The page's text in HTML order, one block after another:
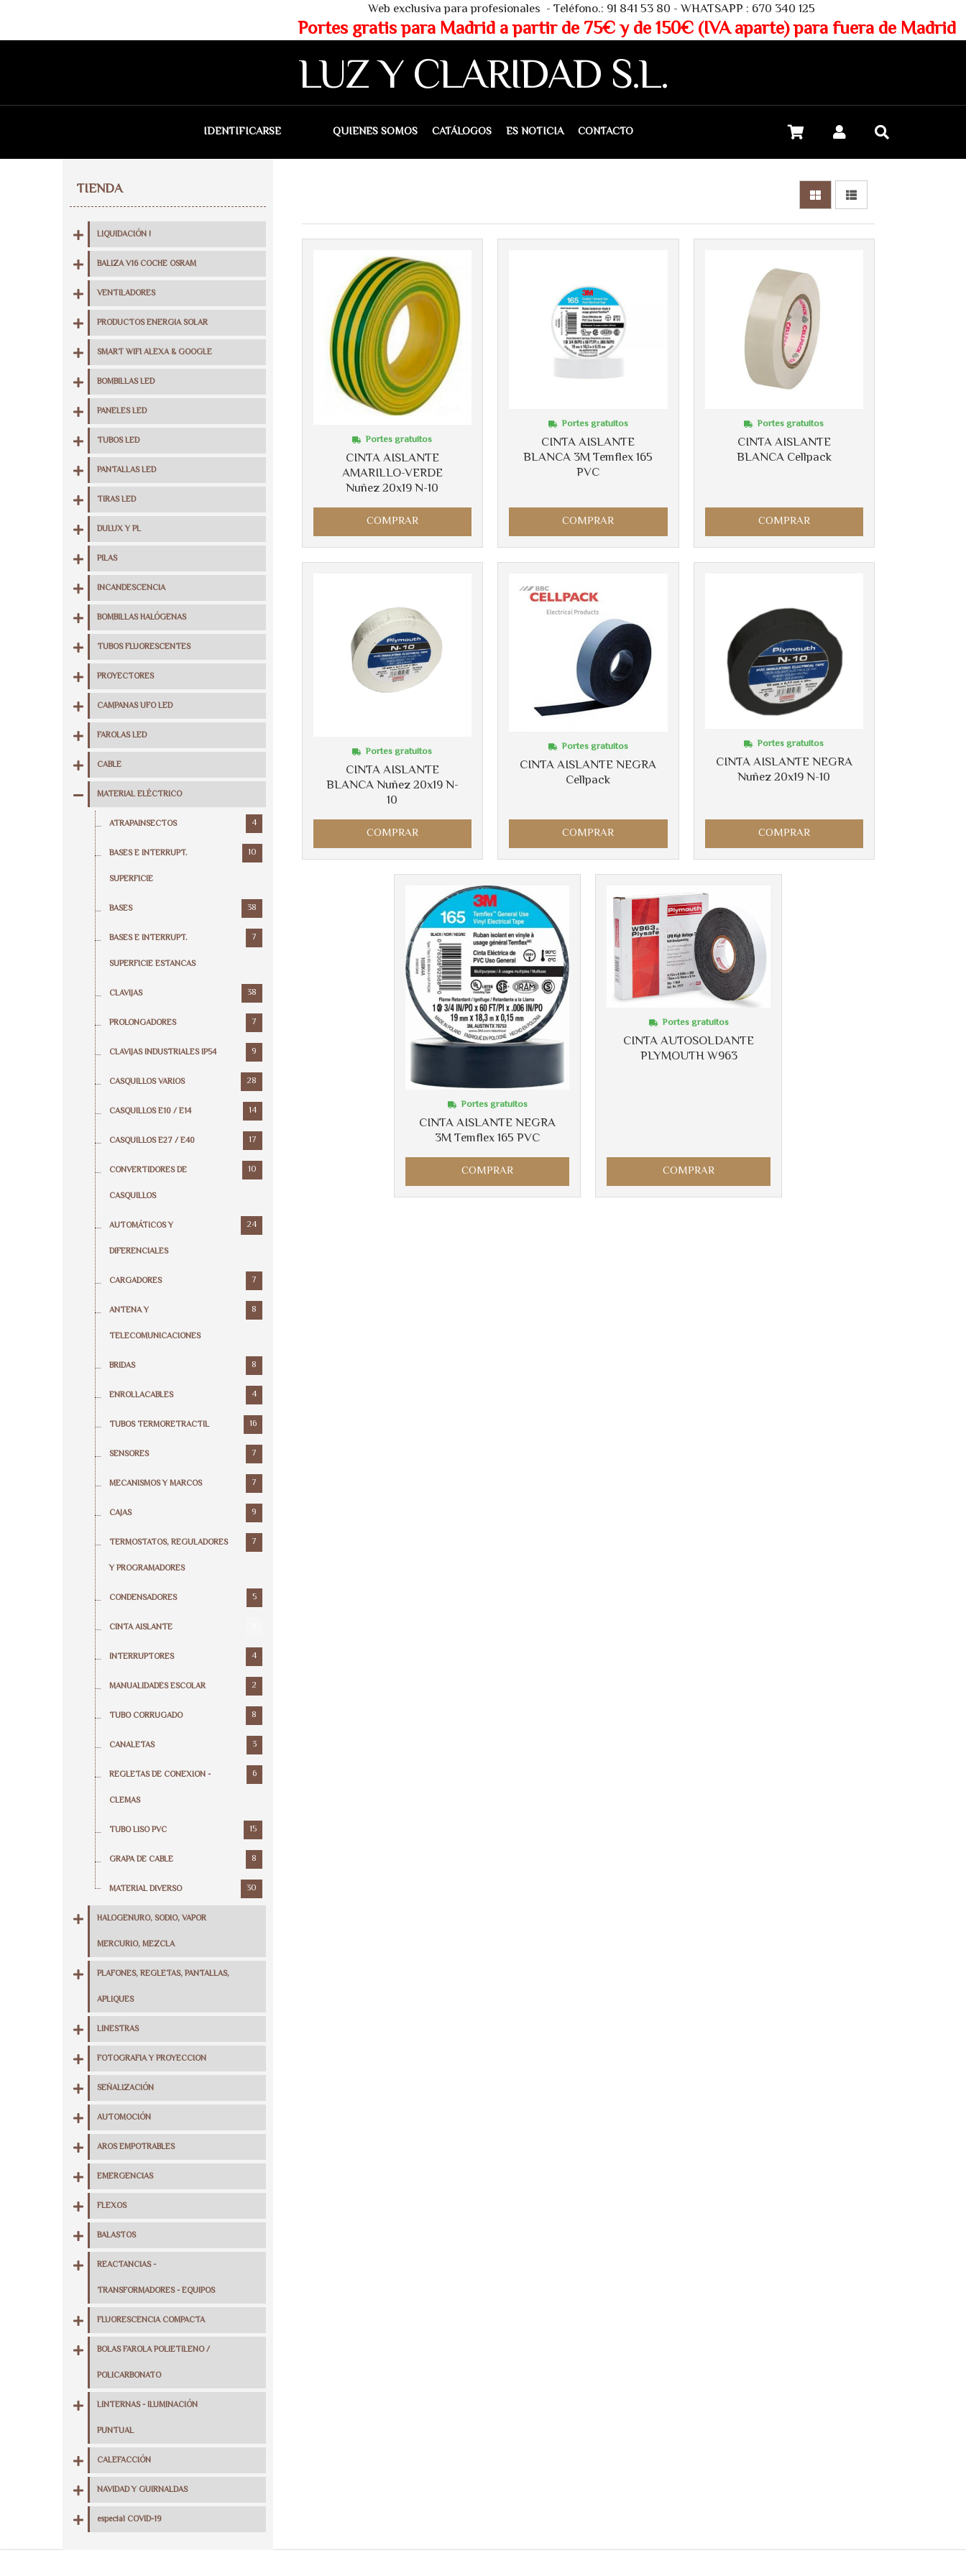
Web exclusiva para profesionales - Teléfono.: 91 841 53 80 - WHATSAPP : 670 340 125
Portes gratis para Madrid a partir de 75€ y de 150€ (IVA aparte) para fuera de Madrid
LUZ Y CLARIDAD S.L.
IDENTIFICARSE QUIENES SOMOS CATÁLOGOS ES NOTICIA CONTACTO
TIENDA
LIQUIDACIÓN !
BALIZA V16 COCHE OSRAM
VENTILADORES
PRODUCTOS ENERGIA SOLAR
SMART WIFI ALEXA & GOOGLE
BOMBILLAS LED
PANELES LED
TUBOS LED
PANTALLAS LED
TIRAS LED
DULUX Y PL
PILAS
INCANDESCENCIA
BOMBILLAS HALÓGENAS
TUBOS FLUORESCENTES
PROYECTORES
CAMPANAS UFO LED
FAROLAS LED
CABLE
MATERIAL ELÉCTRICO
ATRAPAINSECTOS 4
BASES E INTERRUPT.
SUPERFICIE
10
BASES 38
BASES E INTERRUPT.
SUPERFICIE ESTANCAS
7
CLAVIJAS 38
PROLONGADORES 7
CLAVIJAS INDUSTRIALES IP54 9
CASQUILLOS VARIOS 28
CASQUILLOS E10 / E14 14
CASQUILLOS E27 / E40 17
CONVERTIDORES DE
CASQUILLOS
10
AUTOMÁTICOS Y
DIFERENCIALES
24
CARGADORES 7
ANTENA Y
TELECOMUNICACIONES
8
BRIDAS 8
ENROLLACABLES 4
TUBOS TERMORETRACTIL 16
SENSORES 7
MECANISMOS Y MARCOS 7
CAJAS 9
TERMOSTATOS, REGULADORES
Y PROGRAMADORES
7
CONDENSADORES 5
CINTA AISLANTE
INTERRUPTORES 4
MANUALIDADES ESCOLAR 2
TUBO CORRUGADO 8
CANALETAS 3
REGLETAS DE CONEXION -
CLEMAS
6
TUBO LISO PVC 15
GRAPA DE CABLE 8
MATERIAL DIVERSO 30
HALOGENURO, SODIO, VAPOR
MERCURIO, MEZCLA
PLAFONES, REGLETAS, PANTALLAS,
APLIQUES
LINESTRAS
FOTOGRAFIA Y PROYECCION
SEÑALIZACIÓN
AUTOMOCIÓN
AROS EMPOTRABLES
EMERGENCIAS
FLEXOS
BALASTOS
REACTANCIAS -
TRANSFORMADORES - EQUIPOS
FLUORESCENCIA COMPACTA
BOLAS FAROLA POLIETILENO /
POLICARBONATO
LINTERNAS - ILUMINACIÓN
PUNTUAL
CALEFACCIÓN
NAVIDAD Y GUIRNALDAS
especial COVID-19
CINTA AISLANTE
AMARILLO-VERDE
Nuñez 20x19 N-10
Portes gratuitos
COMPRAR
CINTA AISLANTE
BLANCA 3M Temflex 165
PVC
Portes gratuitos
COMPRAR
CINTA AISLANTE
BLANCA Cellpack
Portes gratuitos
COMPRAR
CINTA AISLANTE
BLANCA Nuñez 20x19 N-
10
Portes gratuitos
COMPRAR
CINTA AISLANTE NEGRA
Cellpack
Portes gratuitos
COMPRAR
CINTA AISLANTE NEGRA
Nuñez 20x19 N-10
Portes gratuitos
COMPRAR
CINTA AISLANTE NEGRA
3M Temflex 165 PVC
Portes gratuitos
COMPRAR
CINTA AUTOSOLDANTE
PLYMOUTH W963
Portes gratuitos
COMPRAR